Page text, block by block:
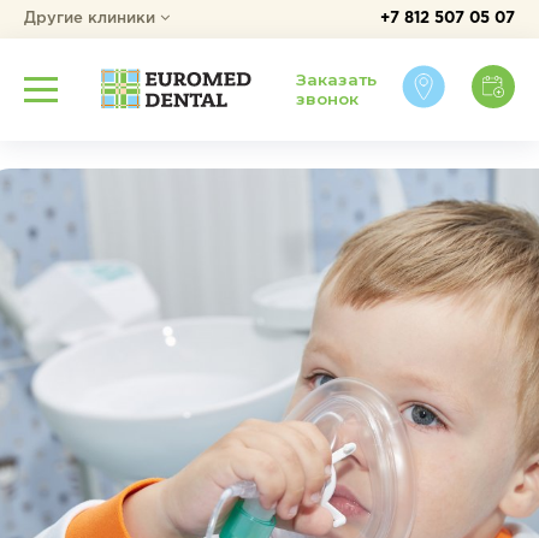
+7 812 507 05 07
Другие клиники
Заказать
звонок